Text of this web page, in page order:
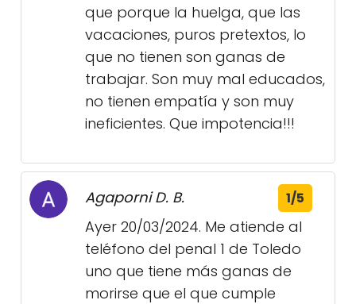
que porque la huelga, que las
vacaciones, puros pretextos, lo
que no tienen son ganas de
trabajar. Son muy mal educados,
no tienen empatía y son muy
ineficientes. Que impotencia!!!
Agaporni D. B. 1/5
Ayer 20/03/2024. Me atiende al
teléfono del penal 1 de Toledo
uno que tiene más ganas de
morirse que el que cumple